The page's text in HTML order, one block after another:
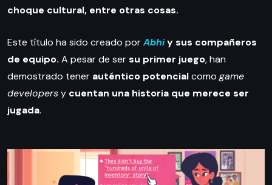
choque cultural, entre otras cosas.
Este título ha sido creado porAbhiy sus compañeros
de equipo. A pesar de sersu primer juego, han
demostrado tener auténtico potencialcomo game
developersy cuentan una historia que merece ser
jugada.